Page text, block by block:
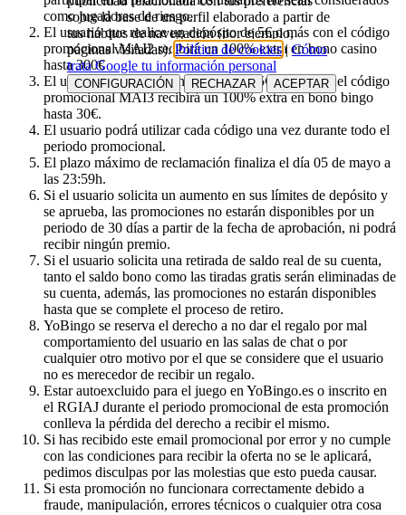
como jugadores de riesgo.
El usuario que realice un depósito de 5€ o más con el código
promocional MAI2 recibirá un 100% extra en bono casino
hasta 300€
El usuario que realice un depósito de 5€ o más con el código
promocional MAI3 recibirá un 100% extra en bono bingo
hasta 30€.
El usuario podrá utilizar cada código una vez durante todo el
periodo promocional.
El plazo máximo de reclamación finaliza el día 05 de mayo a
las 23:59h.
Si el usuario solicita un aumento en sus límites de depósito y
se aprueba, las promociones no estarán disponibles por un
periodo de 30 días a partir de la fecha de aprobación, ni podrá
recibir ningún premio.
Si el usuario solicita una retirada de saldo real de su cuenta,
tanto el saldo bono como las tiradas gratis serán eliminadas de
su cuenta, además, las promociones no estarán disponibles
hasta que se complete el proceso de retiro.
YoBingo se reserva el derecho a no dar el regalo por mal
comportamiento del usuario en las salas de chat o por
cualquier otro motivo por el que se considere que el usuario
no es merecedor de recibir un regalo.
Estar autoexcluido para el juego en YoBingo.es o inscrito en
el RGIAJ durante el periodo promocional de esta promoción
conlleva la pérdida del derecho a recibir el mismo.
Si has recibido este email promocional por error y no cumple
con las condiciones para recibir la oferta no se le aplicará,
pedimos disculpas por las molestias que esto pueda causar.
Si esta promoción no funcionara correctamente debido a
fraude, manipulación, errores técnicos o cualquier otra cosa
sobre la base de un perfil elaborado a partir de
tus hábitos de navegación (por ejemplo,
páginas visitadas).Política de cookies|Cómo
trata Google tu información personal
CONFIGURACIÓN RECHAZAR ACEPTAR